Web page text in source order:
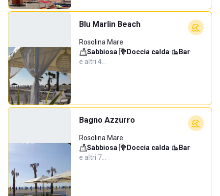
Blu Marlin Beach
Rosolina Mare
Sabbiosa· Doccia calda· Bar·
e altri 4…
Bagno Azzurro
Rosolina Mare
Sabbiosa· Doccia calda· Bar·
e altri 7…